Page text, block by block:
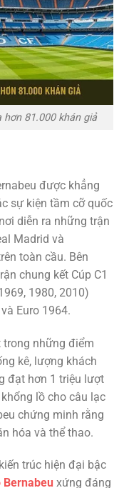
81.000 khán giả
được khẳng
sự kiện tầm cỡ quốc
diễn ra những trận
Madrid và
toàn cầu. Bên
chung kết Cúp C1
1980, 2010)
Euro 1964.
trong những điểm
kê, lượng khách
đạt hơn 1 triệu lượt
lồ cho câu lạc
chứng minh rằng
hóa và thể thao.
trúc hiện đại bậc
xứng đáng